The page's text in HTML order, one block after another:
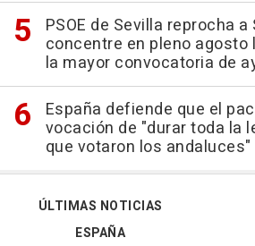
PSOE de Sevilla reprocha a
concentre en pleno
la mayor convocatoria de
España defiende que el
vocación de "durar toda la
que votaron los andaluces"
ÚLTIMAS NOTICIAS
ESPAÑA